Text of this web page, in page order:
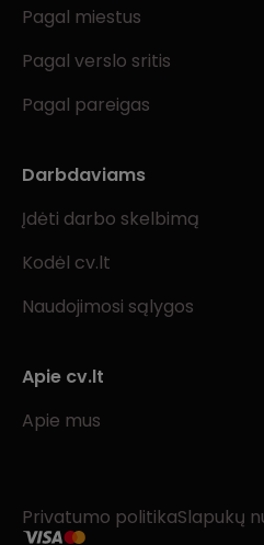
Pagal miestus
Pagal verslo sritis
Pagal pareigas
Darbdaviams
Įdėti darbo skelbimą
Kodėl cv.lt
Naudojimosi sąlygos
Apie cv.lt
Apie mus
Privatumo politikaSlapukų